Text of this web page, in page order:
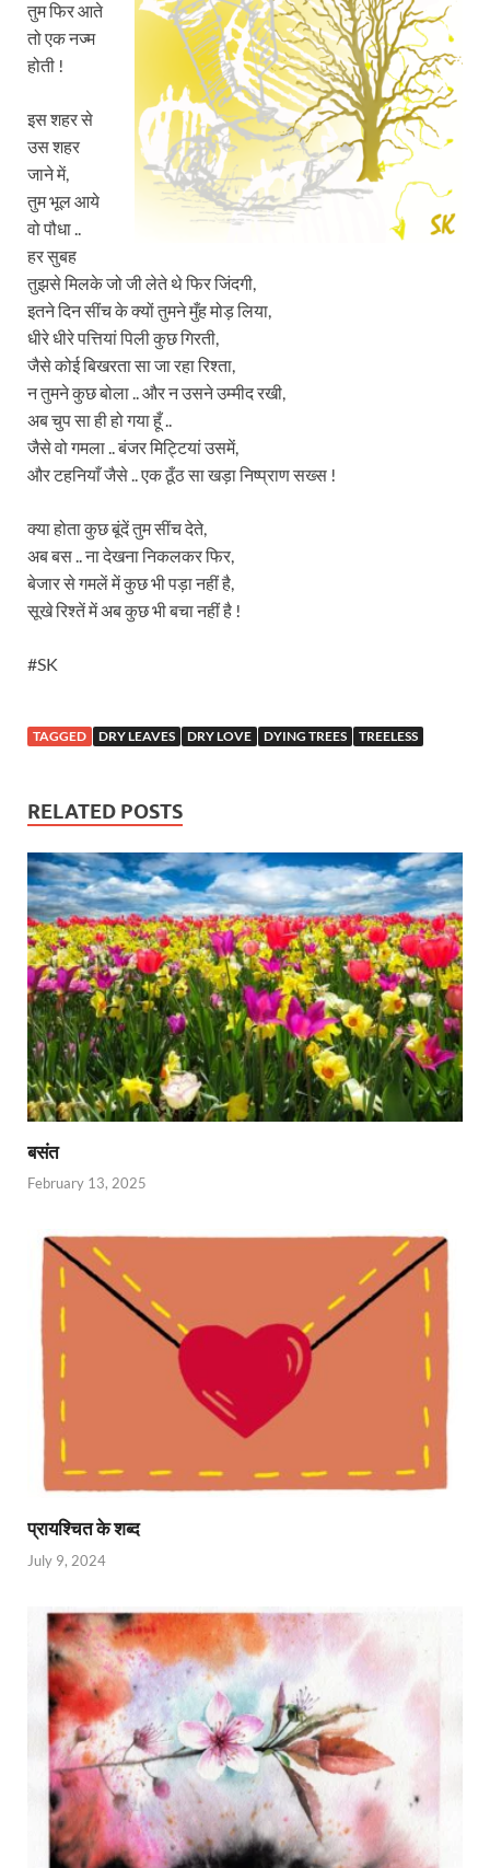
तुम फिर आते
तो एक नज्म
होती !
इस शहर से
उस शहर
जाने में,
तुम भूल आये
वो पौधा ..
हर सुबह
तुझसे मिलके जो जी लेते थे फिर जिंदगी,
इतने दिन सींच के क्यों तुमने मुँह मोड़ लिया,
धीरे धीरे पत्तियां पिली कुछ गिरती,
जैसे कोई बिखरता सा जा रहा रिश्ता,
न तुमने कुछ बोला .. और न उसने उम्मीद रखी,
अब चुप सा ही हो गया हूँ ..
जैसे वो गमला .. बंजर मिट्टियां उसमें,
और टहनियाँ जैसे .. एक ठूँठ सा खड़ा निष्प्राण सख्स !
क्या होता कुछ बूंदें तुम सींच देते,
अब बस .. ना देखना निकलकर फिर,
बेजार से गमलें में कुछ भी पड़ा नहीं है,
सूखे रिश्तें में अब कुछ भी बचा नहीं है !
#SK
TAGGED DRY LEAVES DRY LOVE DYING TREES TREELESS
RELATED POSTS
बसंत
February 13, 2025
प्रायश्चित के शब्द
July 9, 2024